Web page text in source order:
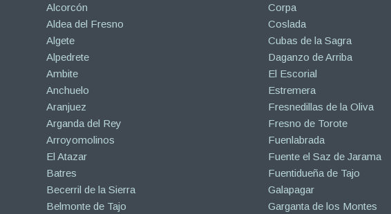
Alcorcón
Aldea del Fresno
Algete
Alpedrete
Ambite
Anchuelo
Aranjuez
Arganda del Rey
Arroyomolinos
El Atazar
Batres
Becerril de la Sierra
Belmonte de Tajo
Corpa
Coslada
Cubas de la Sagra
Daganzo de Arriba
El Escorial
Estremera
Fresnedillas de la Oliva
Fresno de Torote
Fuenlabrada
Fuente el Saz de Jarama
Fuentidueña de Tajo
Galapagar
Garganta de los Montes